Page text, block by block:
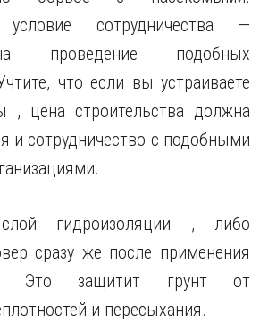
условие сотрудничества —
проведение подобных
что если вы устраиваете
, цена строительства должна
и сотрудничество с подобными
гидроизоляции , либо
сразу же после применения
Это защитит грунт от
и пересыхания.